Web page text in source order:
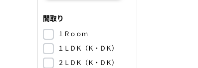
間取り
１Ｒｏｏｍ
１ＬＤＫ（Ｋ・ＤＫ）
２ＬＤＫ（Ｋ・ＤＫ）